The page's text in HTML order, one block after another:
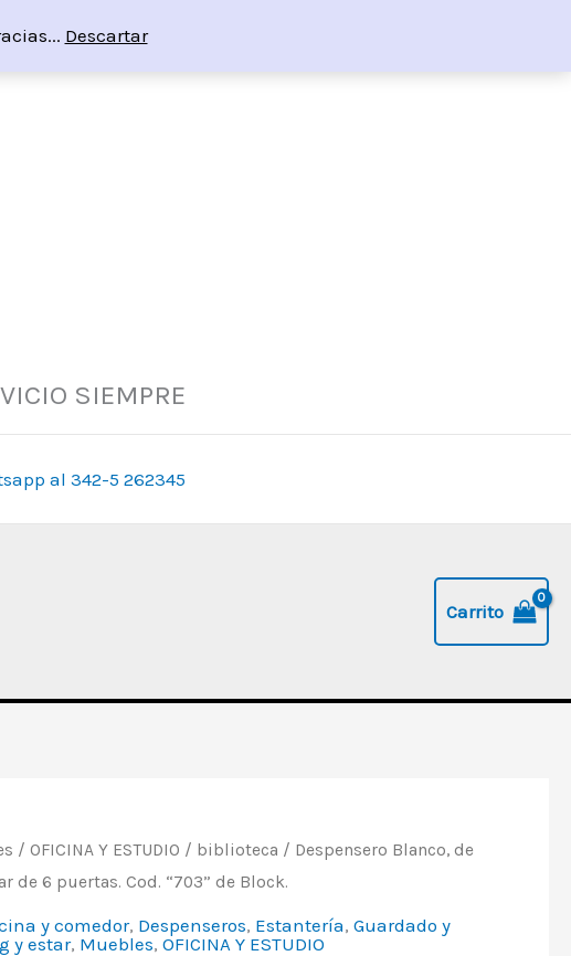
Descartar
SIEMPRE
al 342-5 262345
Carrito
/OFICINA Y ESTUDIO / biblioteca / Despensero Blanco, de
de 6 puertas. Cod. “703” de Block.
y comedor, Despenseros, Estantería,Guardado y
y estar, Muebles,OFICINA Y ESTUDIO